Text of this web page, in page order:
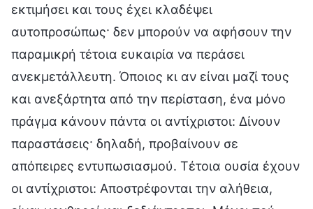
εκτιμήσει και τους έχει κλαδέψει
αυτοπροσώπως· δεν μπορούν να αφήσουν την
παραμικρή τέτοια ευκαιρία να περάσει
ανεκμετάλλευτη. Όποιος κι αν είναι μαζί τους
και ανεξάρτητα από την περίσταση, ένα μόνο
πράγμα κάνουν πάντα οι αντίχριστοι: Δίνουν
παραστάσεις· δηλαδή, προβαίνουν σε
απόπειρες εντυπωσιασμού. Τέτοια ουσία έχουν
οι αντίχριστοι: Αποστρέφονται την αλήθεια,